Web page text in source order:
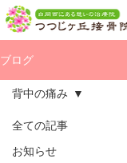
ブログ
全ての記事
お知らせ
背中の痛み